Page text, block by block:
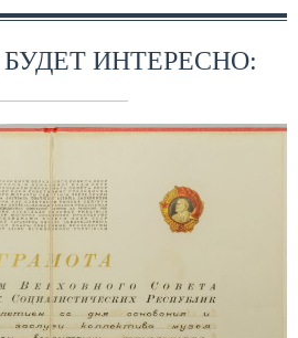
ИНТЕРЕСНО: